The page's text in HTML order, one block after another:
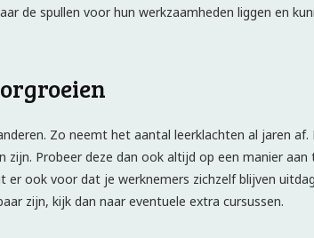
de spullen voor hun werkzaamheden liggen en
Zo neemt het aantal leerklachten al jaren
zijn. Probeer deze dan ook altijd op een manier
er ook voor dat je werknemers zichzelf blijven
zijn, kijk dan naar eventuele extra cursussen.